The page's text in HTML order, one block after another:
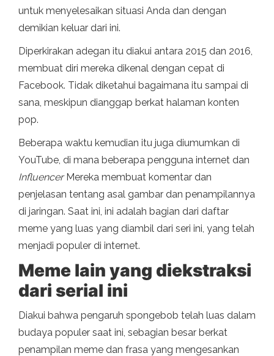
untuk menyelesaikan situasi Anda dan dengan
demikian keluar dari ini.
Diperkirakan adegan itu diakui antara 2015 dan 2016,
membuat diri mereka dikenal dengan cepat di
Facebook. Tidak diketahui bagaimana itu sampai di
sana, meskipun dianggap berkat halaman konten
pop.
Beberapa waktu kemudian itu juga diumumkan di
YouTube, di mana beberapa pengguna internet dan
InfluencerMereka membuat komentar dan
penjelasan tentang asal gambar dan penampilannya
di jaringan. Saat ini, ini adalah bagian dari daftar
meme yang luas yang diambil dari seri ini, yang telah
menjadi populer di internet.
Meme lain yang diekstraksi
dari serial ini
Diakui bahwa pengaruh spongebob telah luas dalam
budaya populer saat ini, sebagian besar berkat
penampilan meme dan frasa yang mengesankan